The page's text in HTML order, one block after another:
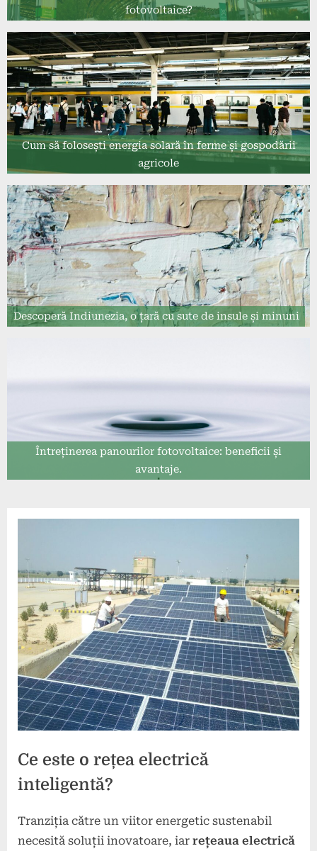
fotovoltaice?
Cum să folosești energia solară în ferme și gospodării
agricole
Descoperă Indiunezia, o țară cu sute de insule și minuni
Întreținerea panourilor fotovoltaice: beneficii și
avantaje.
Ce este o rețea electrică
inteligentă?
Posted
on
15
martie
By
press
Tranziția către un viitor energetic sustenabil
necesită soluții inovatoare, iar rețeaua electrică